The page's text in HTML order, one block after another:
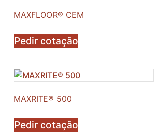
MAXFLOOR® CEM
Pedir cotação
MAXRITE® 500
Pedir cotação